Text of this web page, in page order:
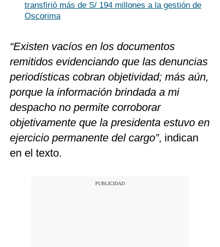
transfirió más de S/ 194 millones a la gestión de
Oscorima
“Existen vacíos en los documentos
remitidos evidenciando que las denuncias
periodísticas cobran objetividad; más aún,
porque la información brindada a mi
despacho no permite corroborar
objetivamente que la presidenta estuvo en
ejercicio permanente del cargo”, indican
en el texto.